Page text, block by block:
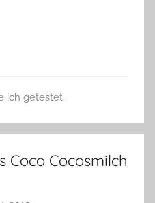
ich getestet
Coco Cocosmilch